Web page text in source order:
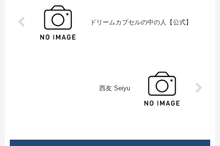
ドリームカプセルの中の人【公式】
西友 Seiyu